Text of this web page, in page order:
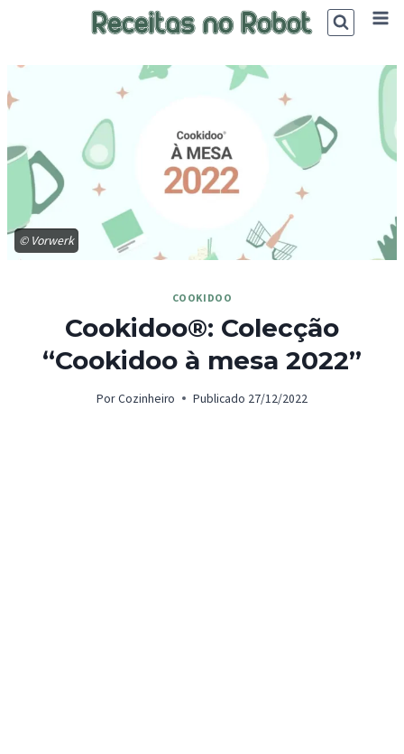
© Vorwerk
COOKIDOO
Cookidoo®: Colecção
“Cookidoo à mesa 2022”
Por Cozinheiro Publicado 27/12/2022